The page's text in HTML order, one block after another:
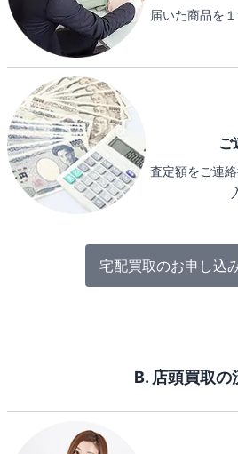
届いた商品を
ご
査定額をご連
宅配買取のお申し込
B. 店頭買取の